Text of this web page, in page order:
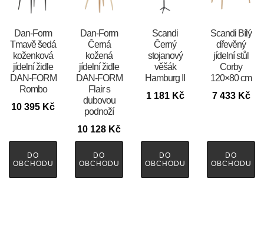
​​​​​Dan-Form
Tmavě šedá
koženková
jídelní židle
DAN-FORM
Rombo
10 395 Kč
DO
OBCHODU
​​​​​Dan-Form
Černá
kožená
jídelní židle
DAN-FORM
Flair s
dubovou
podnoží
10 128 Kč
DO
OBCHODU
Scandi
Černý
stojanový
věšák
Hamburg II
1 181 Kč
DO
OBCHODU
Scandi Bílý
dřevěný
jídelní stůl
Corby
120×80 cm
7 433 Kč
DO
OBCHODU